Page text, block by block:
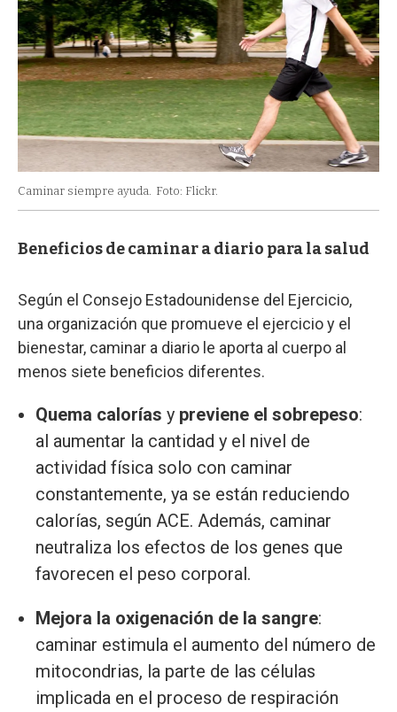
Caminar siempre ayuda. Foto: Flickr.
Beneficios de caminar a diario para la salud
Según el Consejo Estadounidense del Ejercicio,
una organización que promueve el ejercicio y el
bienestar, caminar a diario le aporta al cuerpo al
menos siete beneficios diferentes.
Quema calorías y previene el sobrepeso:
al aumentar la cantidad y el nivel de
actividad física solo con caminar
constantemente, ya se están reduciendo
calorías, según ACE. Además, caminar
neutraliza los efectos de los genes que
favorecen el peso corporal.
Mejora la oxigenación de la sangre:
caminar estimula el aumento del número de
mitocondrias, la parte de las células
implicada en el proceso de respiración